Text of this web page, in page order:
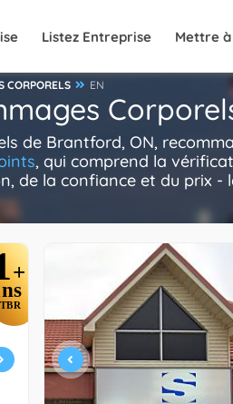
Listez Entreprise Mettre
CORPORELS EN
de Brantford, ON,
, qui comprend la
de la confiance et du prix
+
TBR